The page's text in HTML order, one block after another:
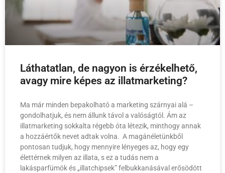
Láthatatlan, de nagyon is érzékelhető,
avagy mire képes az illatmarketing?
Ma már minden bepakolható a marketing szárnyai alá –
gondolhatjuk, és nem állunk távol a valóságtól. Ám az
illatmarketing sokkalta régebb óta létezik, minthogy annak
a hozzáértők nevet adtak volna. A magánéletünkből
pontosan tudjuk, hogy mennyire lényeges az, hogy egy
élettérnek milyen az illata, s ez a tudás nem a
lakásparfümök és „illatchipsek” felbukkanásával erősödött